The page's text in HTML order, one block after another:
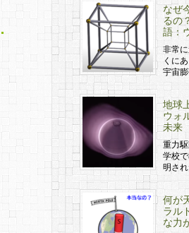
なぜ
るの
語：
非常
くに
宇宙
地球
ウォ
未来
重力
学校
明さ
何が
ラル
な力